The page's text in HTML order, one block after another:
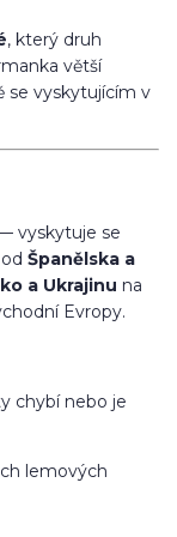
, který druh
větší
se vyskytujícím v
vyskytuje se
Španělska a
a Ukrajinu na
Evropy.
chybí nebo je
lemových